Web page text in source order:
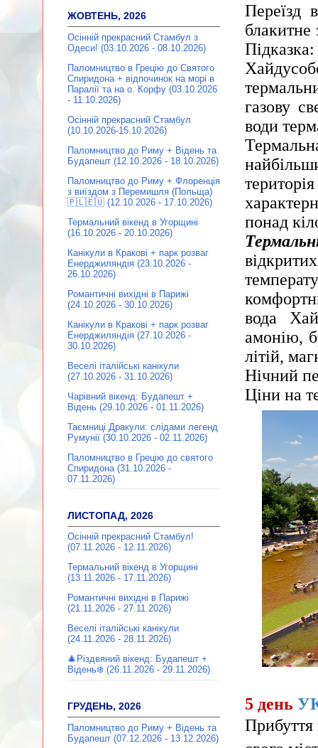
Переїзд
газову
води
понад
вода
амонію,
літій,
Нічний
Ціни на
5 день
Прибуття
ЖОВТЕНЬ, 2026
Осінній прекрасний Стамбул з
Одеси! (03.10.2026 - 08.10.2026)
Паломництво в Грецію до Святого
Спиридона + відпочинок на морі в
Паралії та на о. Корфу (03.10.2026
- 11.10.2026)
Осінній прекрасний Стамбул
(10.10.2026-15.10.2026)
Паломництво до Риму + Відень та
Будапешт (12.10.2026 - 18.10.2026)
Паломництво до Риму + Флоренція
з виїздом з Перемишля (Польща)
🇵🇱🇪🇺 (12.10.2026 - 17.10.2026)
Термальний вікенд в Угорщині
(16.10.2026 - 20.10.2026)
Канікули в Кракові + парк розваг
Енерджиляндія (23.10.2026 -
26.10.2026)
Романтичні вихідні в Парижі
(24.10.2026 - 30.10.2026)
Канікули в Кракові + парк розваг
Енерджиляндія (27.10.2026 -
30.10.2026)
Веселі італійські канікули
(27.10.2026 - 31.10.2026)
Чарівний вікенд: Будапешт +
Відень (29.10.2026 - 01.11.2026)
Таємниці Дракули: слідами легенд
Румунії (30.10.2026 - 02.11.2026)
Паломництво в Грецію до святого
Спиридона (31.10.2026 -
07.11.2026)
ЛИСТОПАД, 2026
Осінній прекрасний Стамбул!
(07.11.2026 - 12.11.2026)
Термальний вікенд в Угорщині
(13.11.2026 - 17.11.2026)
Романтичні вихідні в Парижі
(21.11.2026 - 27.11.2026)
Веселі італійські канікули
(24.11.2026 - 28.11.2026)
🎄Різдвяний вікенд: Будапешт +
Відень❄️ (26.11.2026 - 29.11.2026)
ГРУДЕНЬ, 2026
Паломництво до Риму + Відень та
Будапешт (07.12.2026 - 13.12.2026)